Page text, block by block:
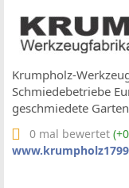
Krumpholz-
Schmiedebetriebe
geschmiedete
0 mal bewertet